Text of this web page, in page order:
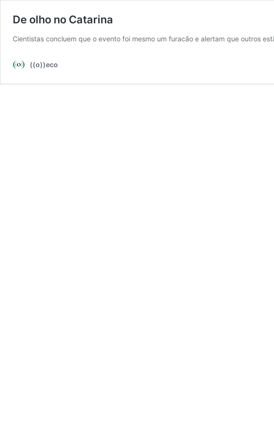
De olho no Catarina
Cientistas concluem que o evento foi mesmo um furacão e alertam que outros
((o))eco